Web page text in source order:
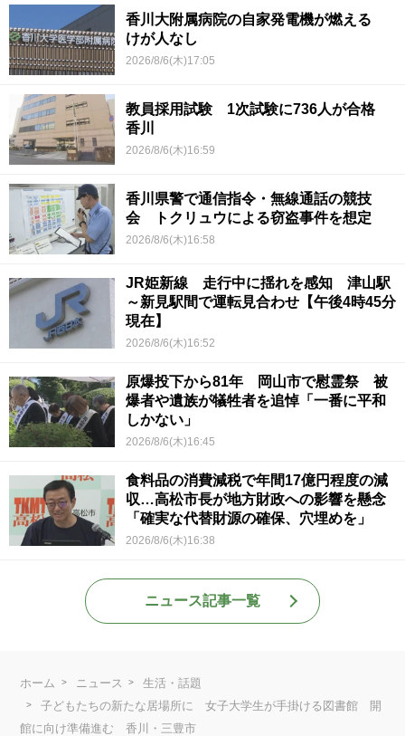
香川大附属病院の自家発電機が燃える
けが人なし
2026/8/6(木)17:05
教員採用試験 1次試験に736人が合格
香川
2026/8/6(木)16:59
香川県警で通信指令・無線通話の競技
会 トクリュウによる窃盗事件を想定
2026/8/6(木)16:58
JR姫新線 走行中に揺れを感知 津山駅
～新見駅間で運転見合わせ【午後4時45分
現在】
2026/8/6(木)16:52
原爆投下から81年 岡山市で慰霊祭 被
爆者や遺族が犠牲者を追悼「一番に平和
しかない」
2026/8/6(木)16:45
食料品の消費減税で年間17億円程度の減
収…高松市長が地方財政への影響を懸念
「確実な代替財源の確保、穴埋めを」
2026/8/6(木)16:38
ニュース記事一覧
ホーム ニュース
生活・話題
子どもたちの新たな居場所に 女子大学生が手掛ける図書館 開
館に向け準備進む 香川・三豊市